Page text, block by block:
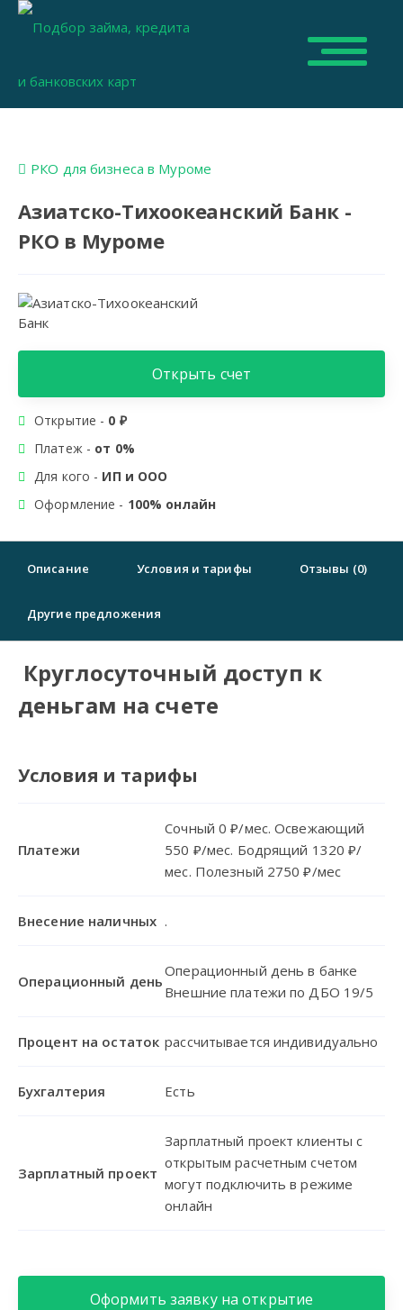
РКО для бизнеса в Муроме
Азиатско-Тихоокеанский Банк -
РКО в Муроме
Открыть счет
Открытие - 0 ₽
Платеж - от 0%
Для кого - ИП и ООО
Оформление - 100% онлайн
Описание Условия и тарифы Отзывы (0)
Другие предложения
Круглосуточный доступ к
деньгам на счете
Условия и тарифы
Платежи
Сочный 0 ₽/мес. Освежающий
550 ₽/мес. Бодрящий 1320 ₽/
мес. Полезный 2750 ₽/мес
Внесение наличных .
Операционный день
Операционный день в банке
Внешние платежи по ДБО 19/5
Процент на остаток рассчитывается индивидуально
Бухгалтерия Есть
Зарплатный проект
Зарплатный проект клиенты с
открытым расчетным счетом
могут подключить в режиме
онлайн
Оформить заявку на открытие